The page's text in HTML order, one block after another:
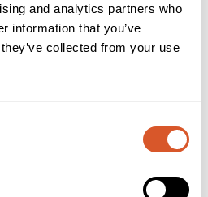
and analytics partners who
information that you’ve
collected from your use